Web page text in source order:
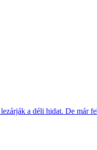
a déli hidat. De már